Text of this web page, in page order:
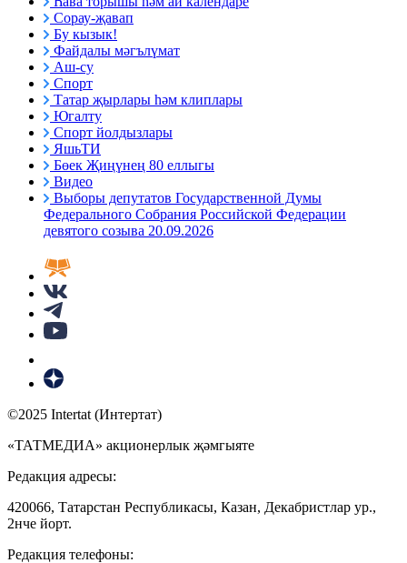
Сорау-җавап
Бу кызык!
Файдалы мәгълүмат
Аш-су
Спорт
Татар җырлары һәм клиплары
Югалту
Спорт йолдызлары
ЯшьТИ
Бөек Җиңүнең 80 еллыгы
Видео
Выборы депутатов Государственной Думы
Федерального Собрания Российской Федерации
девятого созыва 20.09.2026
©2025 Intertat (Интертат)
«ТАТМЕДИА» акционерлык җәмгыяте
Редакция адресы:
420066, Татарстан Республикасы, Казан, Декабристлар ур.,
2нче йорт.
Редакция телефоны: